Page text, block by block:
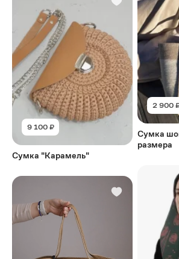
9 100 ₽
Сумка "Карамель"
2 900
Сумка
размера